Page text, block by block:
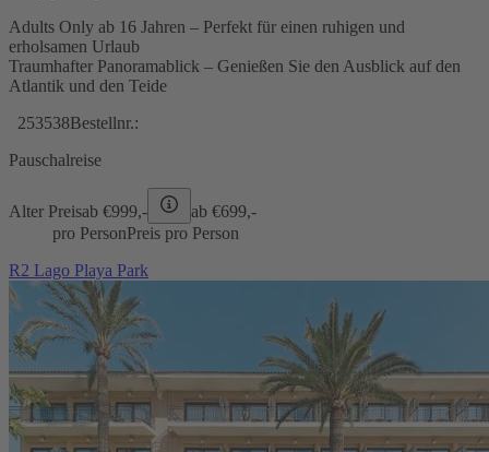
Adults Only ab 16 Jahren – Perfekt für einen ruhigen und
erholsamen Urlaub
Traumhafter Panoramablick – Genießen Sie den Ausblick auf den
Atlantik und den Teide
253538Bestellnr.:
Pauschalreise
Alter Preisab €999,- ab €699,-
pro PersonPreis pro Person
R2 Lago Playa Park